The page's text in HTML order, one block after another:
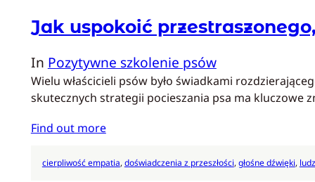
Jak uspokoić
In Pozytywne szkolenie psów
Wielu właścicieli psów było świadkami
skutecznych strategii pocieszania psa ma kluczowe
Find out more
cierpliwość empatia, doświadczenia z przeszłości, głośne dźwięki,